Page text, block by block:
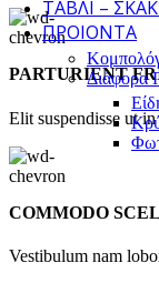
ΤΆΒΛΙ –
ΠΡΟΙΌΝΤΑ
Διάφορα
PARTURIENT
Elit suspendisse ut
COMMODO
Vestibulum nam